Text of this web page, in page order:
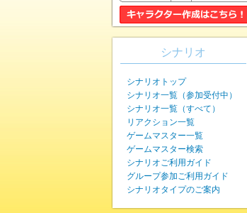
シナリオ
シナリオトップ
シナリオ一覧（参加受付中）
シナリオ一覧（すべて）
リアクション一覧
ゲームマスター一覧
ゲームマスター検索
シナリオご利用ガイド
グループ参加ご利用ガイド
シナリオタイプのご案内